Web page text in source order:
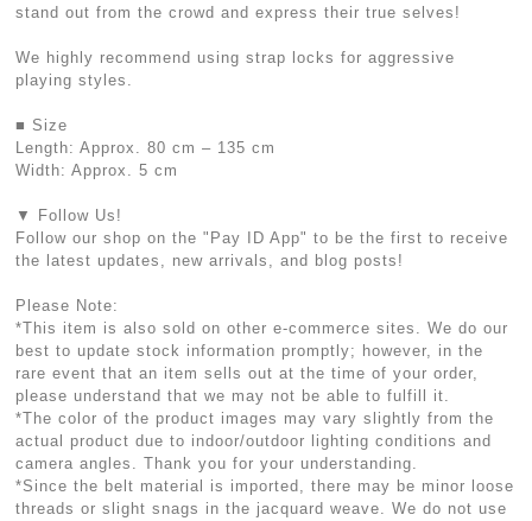
stand out from the crowd and express their true selves!
We highly recommend using strap locks for aggressive
playing styles.
■ Size
Length: Approx. 80 cm – 135 cm
Width: Approx. 5 cm
▼ Follow Us!
Follow our shop on the "Pay ID App" to be the first to receive
the latest updates, new arrivals, and blog posts!
Please Note:
*This item is also sold on other e-commerce sites. We do our
best to update stock information promptly; however, in the
rare event that an item sells out at the time of your order,
please understand that we may not be able to fulfill it.
*The color of the product images may vary slightly from the
actual product due to indoor/outdoor lighting conditions and
camera angles. Thank you for your understanding.
*Since the belt material is imported, there may be minor loose
threads or slight snags in the jacquard weave. We do not use